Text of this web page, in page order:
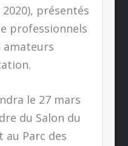
présentés
professionnels
amateurs
le 27 mars
du Salon du
au Parc des